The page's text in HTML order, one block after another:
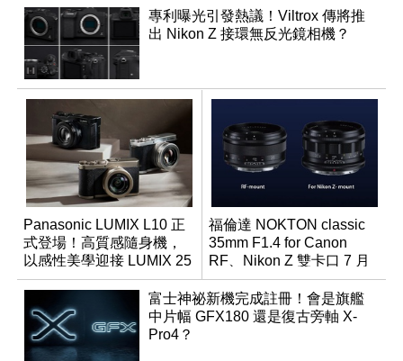
專利曝光引發熱議！Viltrox 傳將推
出 Nikon Z 接環無反光鏡相機？
Panasonic LUMIX L10 正
式登場！高質感隨身機，
以感性美學迎接 LUMIX 25
週年
福倫達 NOKTON classic
35mm F1.4 for Canon
RF、Nikon Z 雙卡口 7 月
同步登台
富士神祕新機完成註冊！會是旗艦
中片幅 GFX180 還是復古旁軸 X-
Pro4？